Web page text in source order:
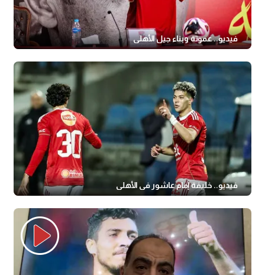
فيديو.. عموتة وبناء جيل الأهلي
فيديو.. خليفة إمام عاشور في الأهلي